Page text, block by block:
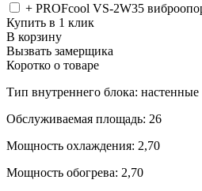
+ PROFcool VS-2W35
Купить в 1 клик
В корзину
Вызвать замерщика
Коротко о товаре
Тип внутреннего блока: настенные
Обслуживаемая площадь: 26
Мощность охлаждения: 2,70
Мощность обогрева: 2,70